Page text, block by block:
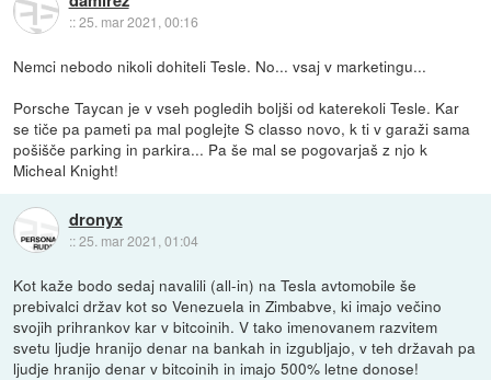
::25. mar 2021, 00:16
Nemci nebodo nikoli dohiteli Tesle. No... vsaj v marketingu...
Porsche Taycan je v vseh pogledih boljši od katerekoli Tesle. Kar
se tiče pa pameti pa mal poglejte S classo novo, k ti v garaži sama
pošišče parking in parkira... Pa še mal se pogovarjaš z njo k
Micheal Knight!
dronyx
::25. mar 2021, 01:04
Kot kaže bodo sedaj navalili (all-in) na Tesla avtomobile še
prebivalci držav kot so Venezuela in Zimbabve, ki imajo večino
svojih prihrankov kar v bitcoinih. V tako imenovanem razvitem
svetu ljudje hranijo denar na bankah in izgubljajo, v teh državah pa
ljudje hranijo denar v bitcoinih in imajo 500% letne donose!